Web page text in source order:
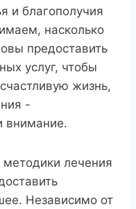
и благополучия
насколько
предоставить
услуг, чтобы
жизнь,
-
внимание.
лечения
Независимо от